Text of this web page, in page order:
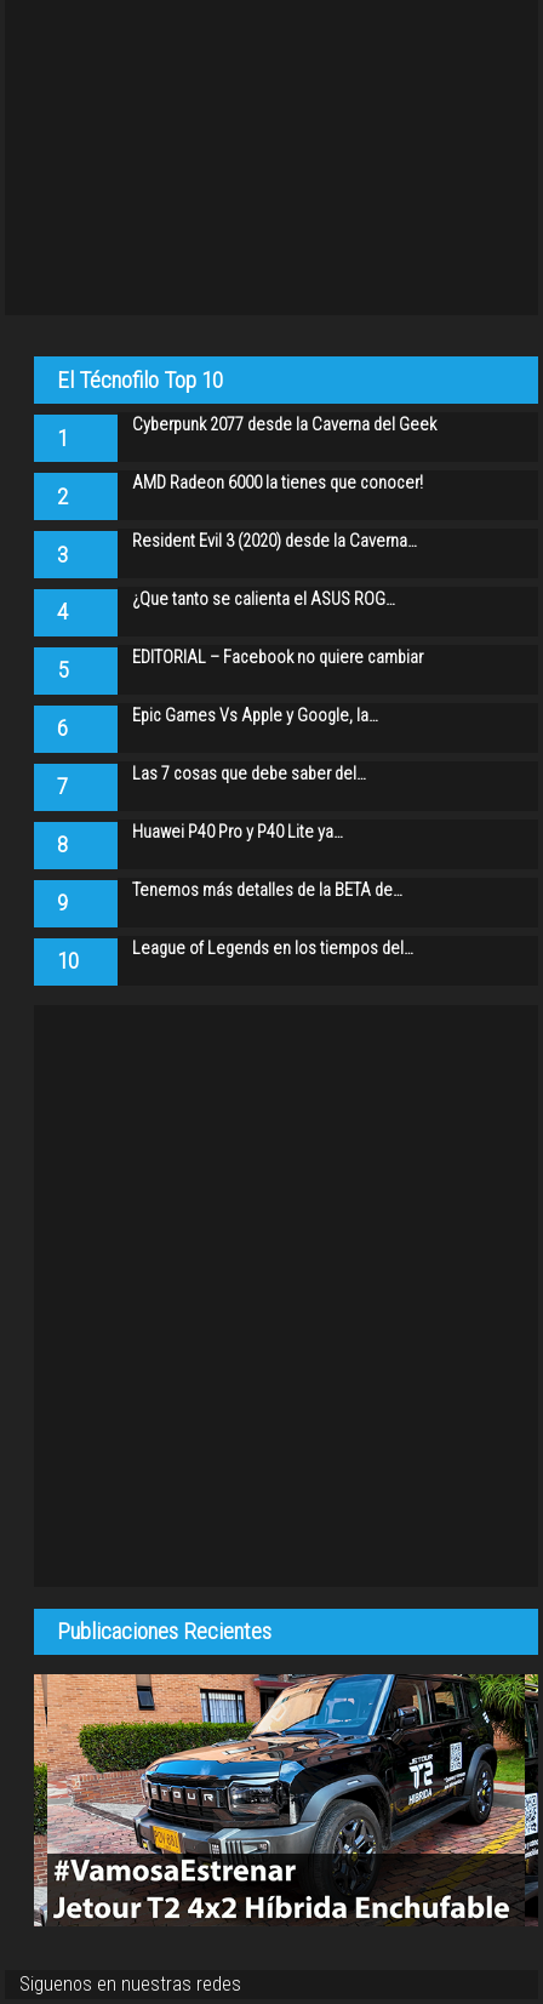
El Técnofilo Top 10
1 Cyberpunk 2077 desde la Caverna del Geek
2 AMD Radeon 6000 la tienes que conocer!
3 Resident Evil 3 (2020) desde la Caverna…
4 ¿Que tanto se calienta el ASUS ROG…
5 EDITORIAL – Facebook no quiere cambiar
6 Epic Games Vs Apple y Google, la…
7 Las 7 cosas que debe saber del…
8 Huawei P40 Pro y P40 Lite ya…
9 Tenemos más detalles de la BETA de…
10 League of Legends en los tiempos del…
Publicaciones Recientes
Siguenos en nuestras redes